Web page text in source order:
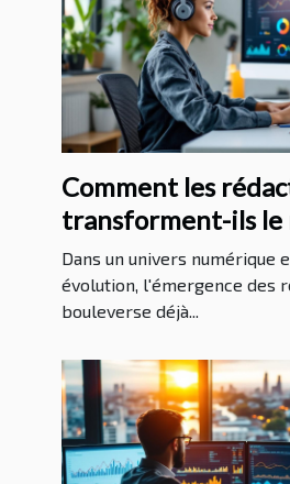
Comment les
transforment-ils le
d'affiliation ?
Dans un univers numérique
évolution, l'émergence des
bouleverse déjà...